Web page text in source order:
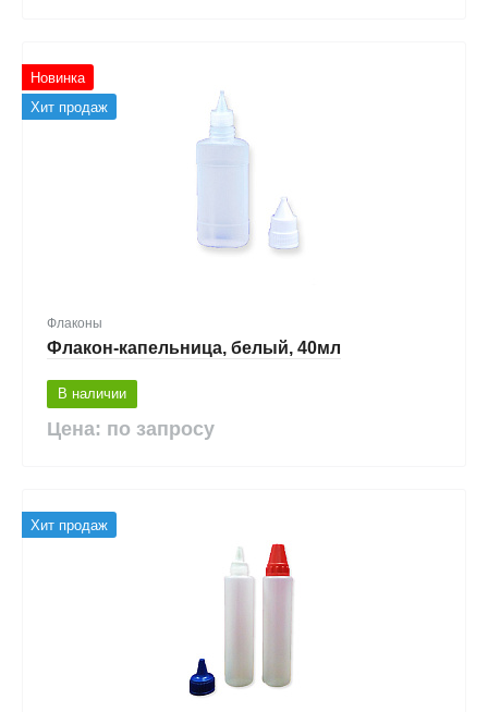
Новинка
Хит продаж
Флаконы
Флакон-капельница, белый, 40мл
В наличии
Цена: по запросу
Хит продаж